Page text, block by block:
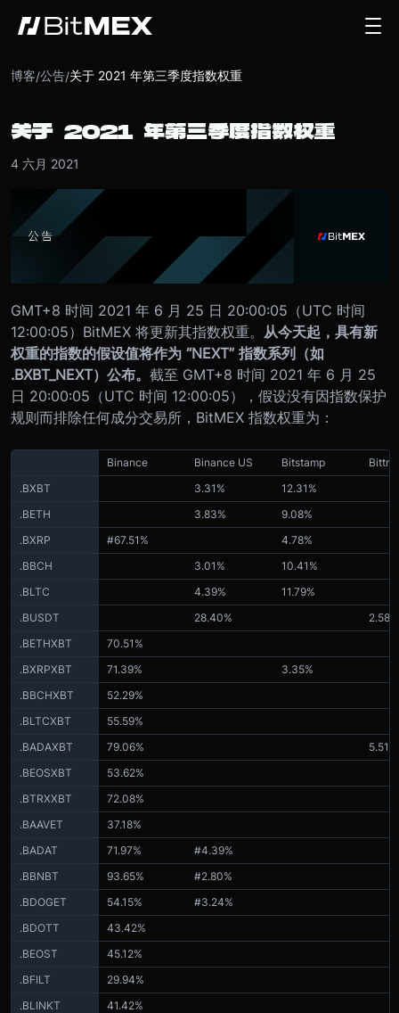
博客/公告/关于 2021 年第三季度指数权重
关于 2021 年第三季度指数权重
4 六月 2021
GMT+8 时间 2021 年 6 月 25 日 20:00:05（UTC 时间
12:00:05）BitMEX 将更新其指数权重。 从今天起，具有新
权重的指数的假设值将作为 “NEXT” 指数系列（如
.BXBT_NEXT）公布。 截至 GMT+8 时间 2021 年 6 月 25
日 20:00:05（UTC 时间 12:00:05），假设没有因指数保护
规则而排除任何成分交易所，BitMEX 指数权重为：
Binance Binance US Bitstamp
.BXBT
3.31%
12.31%
.BETH
3.83%
9.08%
.BXRP
#67.51%
4.78%
.BBCH
3.01%
10.41%
.BLTC
4.39%
11.79%
.BUSDT
28.40%
2.58%
.BETHXBT
70.51%
.BXRPXBT
71.39%
3.35%
.BBCHXBT
52.29%
.BLTCXBT
55.59%
.BADAXBT
79.06%
5.51%
.BEOSXBT
53.62%
.BTRXXBT
72.08%
.BAAVET
37.18%
.BADAT
71.97%
#4.39%
.BBNBT
93.65%
#2.80%
.BDOGET
54.15%
#3.24%
.BDOTT
43.42%
.BEOST
45.12%
.BFILT
29.94%
.BLINKT
41.42%